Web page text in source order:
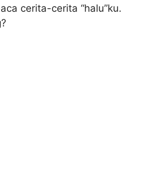
cerita-cerita “halu”ku.